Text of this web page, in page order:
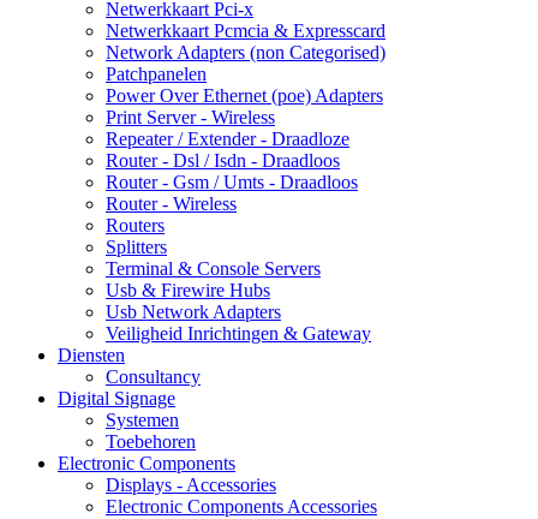
Netwerkkaart Pci-x
Netwerkkaart Pcmcia & Expresscard
Network Adapters (non Categorised)
Patchpanelen
Power Over Ethernet (poe) Adapters
Print Server - Wireless
Repeater / Extender - Draadloze
Router - Dsl / Isdn - Draadloos
Router - Gsm / Umts - Draadloos
Router - Wireless
Routers
Splitters
Terminal & Console Servers
Usb & Firewire Hubs
Usb Network Adapters
Veiligheid Inrichtingen & Gateway
Diensten
Consultancy
Digital Signage
Systemen
Toebehoren
Electronic Components
Displays - Accessories
Electronic Components Accessories